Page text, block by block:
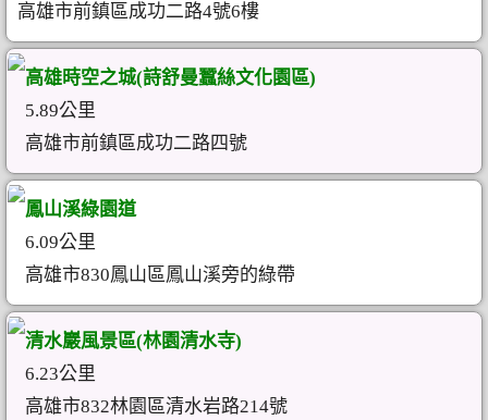
高雄市前鎮區成功二路4號6樓
高雄時空之城(詩舒曼蠶絲文化園區)
5.89公里
高雄市前鎮區成功二路四號
鳳山溪綠園道
6.09公里
高雄市830鳳山區鳳山溪旁的綠帶
清水巖風景區(林園清水寺)
6.23公里
高雄市832林園區清水岩路214號